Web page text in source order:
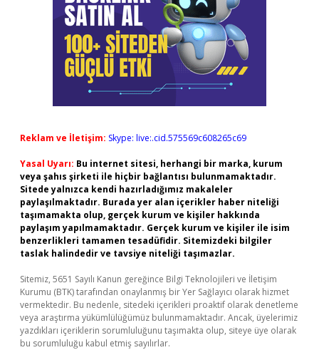
Reklam ve İletişim: Skype: live:.cid.575569c608265c69
Yasal Uyarı: Bu internet sitesi, herhangi bir marka, kurum
veya şahıs şirketi ile hiçbir bağlantısı bulunmamaktadır.
Sitede yalnızca kendi hazırladığımız makaleler
paylaşılmaktadır. Burada yer alan içerikler haber niteliği
taşımamakta olup, gerçek kurum ve kişiler hakkında
paylaşım yapılmamaktadır. Gerçek kurum ve kişiler ile isim
benzerlikleri tamamen tesadüfidir. Sitemizdeki bilgiler
taslak halindedir ve tavsiye niteliği taşımazlar.
Sitemiz, 5651 Sayılı Kanun gereğince Bilgi Teknolojileri ve İletişim
Kurumu (BTK) tarafından onaylanmış bir Yer Sağlayıcı olarak hizmet
vermektedir. Bu nedenle, sitedeki içerikleri proaktif olarak denetleme
veya araştırma yükümlülüğümüz bulunmamaktadır. Ancak, üyelerimiz
yazdıkları içeriklerin sorumluluğunu taşımakta olup, siteye üye olarak
bu sorumluluğu kabul etmiş sayılırlar.